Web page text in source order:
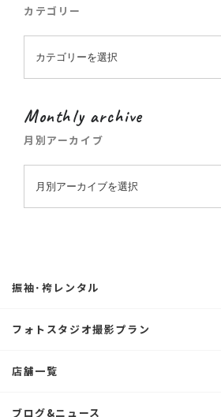
カテゴリー
Monthly archive
月別アーカイブ
振袖･袴レンタル
フォトスタジオ撮影プラン
店舗一覧
ブログ&ニュース